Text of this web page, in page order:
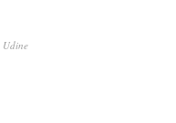
Udine